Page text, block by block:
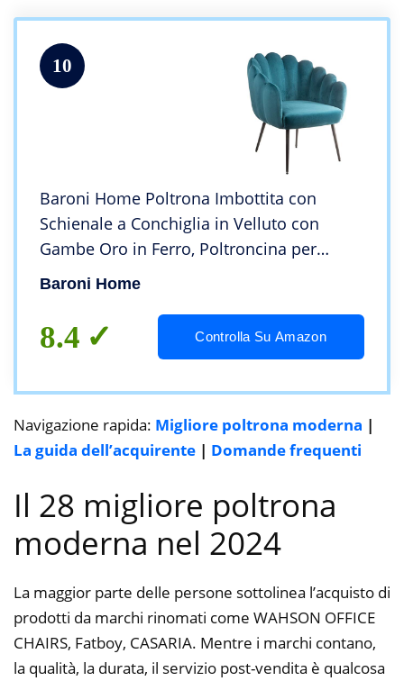
10
Baroni Home Poltrona Imbottita con
Schienale a Conchiglia in Velluto con
Gambe Oro in Ferro, Poltroncina per
Soggiorno o Camera da letto Super
Gambe Nere
Baroni Home
8.4 Controlla Su Amazon
Navigazione rapida: Migliore poltrona moderna |
La guida dell’acquirente | Domande frequenti
Il 28 migliore poltrona
moderna nel 2024
La maggior parte delle persone sottolinea l’acquisto di
prodotti da marchi rinomati come WAHSON OFFICE
CHAIRS, Fatboy, CASARIA. Mentre i marchi contano,
la qualità, la durata, il servizio post-vendita è qualcosa